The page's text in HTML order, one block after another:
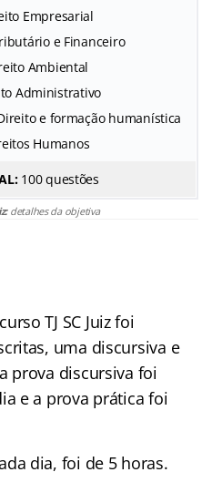
Empresarial
e Financeiro
Ambiental
Administrativo
e formação humanística
Humanos
100 questões
detalhes da objetiva
TJ SC Juiz foi
uma discursiva e
prova discursiva foi
e a prova prática foi
dia, foi de 5 horas.